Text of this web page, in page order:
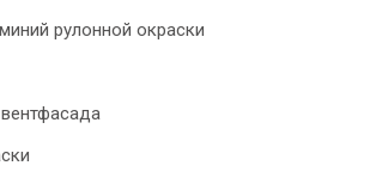
рулонной окраски